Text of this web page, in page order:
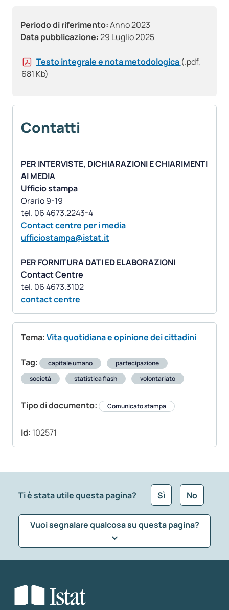
Periodo di riferimento:Anno 2023
Data pubblicazione:29 Luglio 2025
Testo integrale e nota metodologica (.pdf,
681 Kb)
Contatti
PER INTERVISTE, DICHIARAZIONI E CHIARIMENTI
AI MEDIA
Ufficio stampa
Orario 9-19
Contact centre per i media
ufficiostampa@istat.it
PER FORNITURA DATI ED ELABORAZIONI
Contact Centre
contact centre
Tema:Vita quotidiana e opinione dei cittadini
Tag: capitale umano
partecipazione
società
statistica flash volontariato
Tipo di documento: Comunicato stampa
Id: 102571
Ti è stata utile questa pagina? Sì No
Vuoi segnalare qualcosa su questa pagina?
Seleziona la tipologia della segnalazione